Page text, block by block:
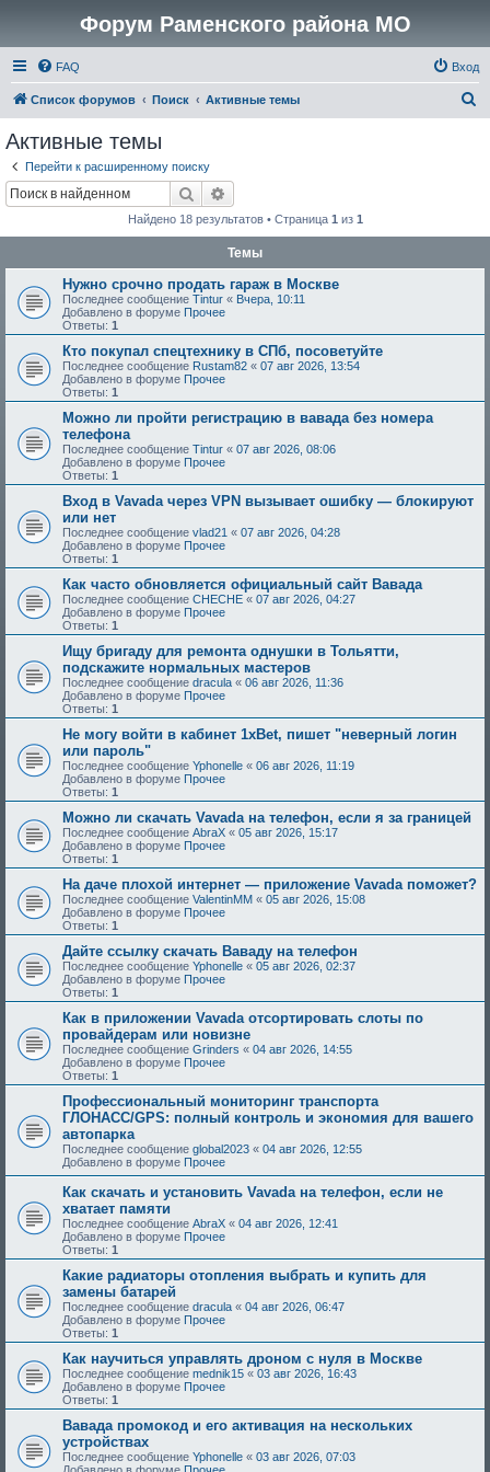
Форум Раменского района МО
FAQ Вход
Список форумов Поиск Активные темы
Активные темы
Перейти к расширенному поиску
Поиск
Найдено 18 результатов • Страница 1 из 1
Темы
Нужно срочно продать гараж в Москве
Последнее сообщение Tintur « Вчера, 10:11
Добавлено в форуме Прочее
Ответы: 1
Кто покупал спецтехнику в СПб, посоветуйте
Последнее сообщение Rustam82 « 07 авг 2026, 13:54
Добавлено в форуме Прочее
Ответы: 1
Можно ли пройти регистрацию в вавада без номера
телефона
Последнее сообщение Tintur « 07 авг 2026, 08:06
Добавлено в форуме Прочее
Ответы: 1
Вход в Vavada через VPN вызывает ошибку — блокируют
или нет
Последнее сообщение vlad21 « 07 авг 2026, 04:28
Добавлено в форуме Прочее
Ответы: 1
Как часто обновляется официальный сайт Вавада
Последнее сообщение CHECHE « 07 авг 2026, 04:27
Добавлено в форуме Прочее
Ответы: 1
Ищу бригаду для ремонта однушки в Тольятти,
подскажите нормальных мастеров
Последнее сообщение dracula « 06 авг 2026, 11:36
Добавлено в форуме Прочее
Ответы: 1
Не могу войти в кабинет 1xBet, пишет "неверный логин
или пароль"
Последнее сообщение Yphonelle « 06 авг 2026, 11:19
Добавлено в форуме Прочее
Ответы: 1
Можно ли скачать Vavada на телефон, если я за границей
Последнее сообщение AbraX « 05 авг 2026, 15:17
Добавлено в форуме Прочее
Ответы: 1
На даче плохой интернет — приложение Vavada поможет?
Последнее сообщение ValentinMM « 05 авг 2026, 15:08
Добавлено в форуме Прочее
Ответы: 1
Дайте ссылку скачать Ваваду на телефон
Последнее сообщение Yphonelle « 05 авг 2026, 02:37
Добавлено в форуме Прочее
Ответы: 1
Как в приложении Vavada отсортировать слоты по
провайдерам или новизне
Последнее сообщение Grinders « 04 авг 2026, 14:55
Добавлено в форуме Прочее
Ответы: 1
Профессиональный мониторинг транспорта
ГЛОНАСС/GPS: полный контроль и экономия для вашего
автопарка
Последнее сообщение global2023 « 04 авг 2026, 12:55
Добавлено в форуме Прочее
Как скачать и установить Vavada на телефон, если не
хватает памяти
Последнее сообщение AbraX « 04 авг 2026, 12:41
Добавлено в форуме Прочее
Ответы: 1
Какие радиаторы отопления выбрать и купить для
замены батарей
Последнее сообщение dracula « 04 авг 2026, 06:47
Добавлено в форуме Прочее
Ответы: 1
Как научиться управлять дроном с нуля в Москве
Последнее сообщение mednik15 « 03 авг 2026, 16:43
Добавлено в форуме Прочее
Ответы: 1
Вавада промокод и его активация на нескольких
устройствах
Последнее сообщение Yphonelle « 03 авг 2026, 07:03
Добавлено в форуме Прочее